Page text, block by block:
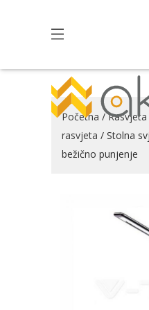
Početna /Rasvjeta
rasvjeta / Stolna
bežično punjenje